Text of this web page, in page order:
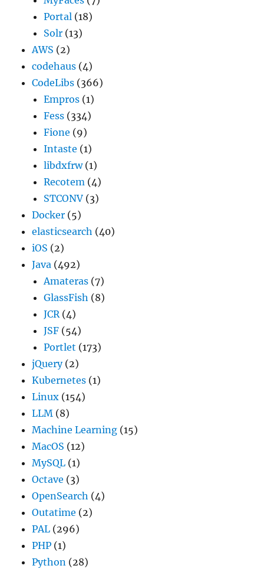
Portal (18)
Solr (13)
AWS (2)
codehaus (4)
CodeLibs (366)
Empros (1)
Fess (334)
Fione (9)
Intaste (1)
libdxfrw(1)
Recotem (4)
STCONV (3)
Docker (5)
elasticsearch (40)
iOS (2)
Java (492)
Amateras (7)
GlassFish (8)
JCR(4)
JSF (54)
Portlet (173)
jQuery(2)
Kubernetes (1)
Linux (154)
LLM (8)
Machine Learning (15)
MacOS (12)
MySQL (1)
Octave (3)
OpenSearch (4)
Outatime (2)
PAL (296)
PHP (1)
Python (28)